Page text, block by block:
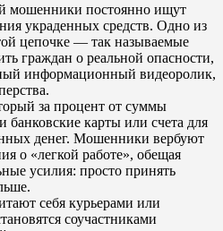
мошенники постоянно ищут
украденных средств. Одно из
цепочке — так называемые
граждан о реальной опасности,
информационный видеоролик,
за процент от суммы
банковские карты или счета для
денег. Мошенники вербуют
о «легкой работе», обещая
усилия: просто принять
себя курьерами или
соучастниками